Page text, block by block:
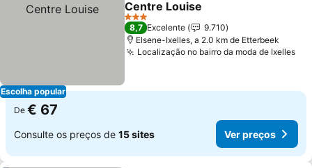
Escolha popular
Centre Louise
Ver preços
3 Estrelas
8,7 Excelente
9.710
Elsene-Ixelles, a 2.0 km de Etterbeek
Localização no bairro da moda de Ixelles
De € 67
Consulte os preços de 15 sites Ver preços